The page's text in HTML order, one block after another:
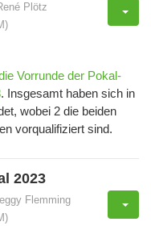
Plötz
Vorrunde der Pokal-
. Insgesamt haben sich in
wobei 2 die beiden
vorqualifiziert sind.
2023
Flemming